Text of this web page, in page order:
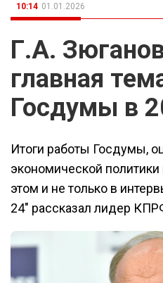
10:14 01.01.2026
Г.А.
главная
Госдумы в
Итоги работы Госдумы,
экономической политики
этом и не только в
24" рассказал лидер